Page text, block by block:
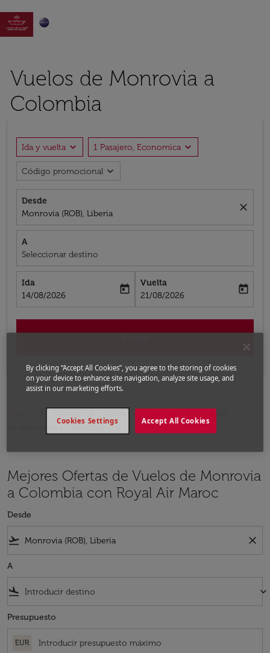

Vuelos de Monrovia a
Colombia
Ida y vuelta expand_more 1 Pasajero, Economica expand_more
Código promocional expand_more
Desde
Monrovia (ROB), Liberia
close
A
Seleccionar destino
Ida
fc-booking-departure-date-aria-label
14/08/2026
today
Vuelta
fc-booking-return-date-aria-label
21/08/2026
today
Vuelos a Colombia
Vuelos
Mejores Ofertas de Vuelos de Monrovia
a Colombia con Royal Air Maroc
Desde
flight_takeoff close
A
flight_land keyboard_arrow_down
Presupuesto
EUR
By clicking “Accept All Cookies”, you agree to the storing of cookies
on your device to enhance site navigation, analyze site usage, and
assist in our marketing efforts.
Accept All Cookies
Cookies Settings